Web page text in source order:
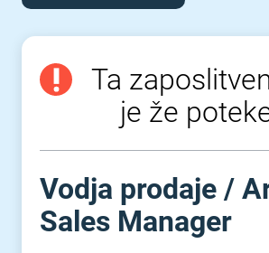
Ta
je že
Vodja prodaje ⁠/⁠
Sales Manager